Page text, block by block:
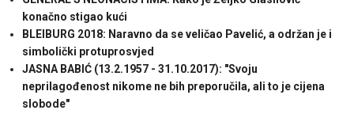
konačno stigao kući
BLEIBURG 2018: Naravno da se veličao Pavelić, a održan je i
simbolički protuprosvjed
JASNA BABIĆ (13.2.1957 - 31.10.2017): "Svoju
neprilagođenost nikome ne bih preporučila, ali to je cijena
slobode"